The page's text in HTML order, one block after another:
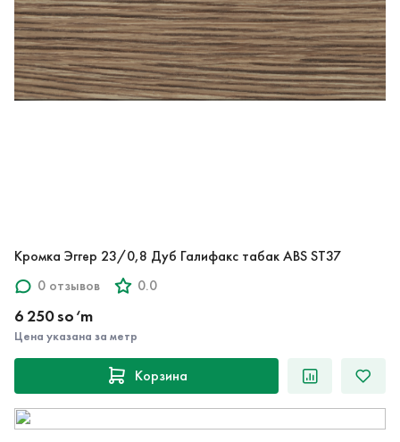
Кромка Эггер 23/0,8 Дуб Галифакс табак ABS ST37
0 отзывов
0.0
6 250 so‘m
Цена указана за метр
Корзина